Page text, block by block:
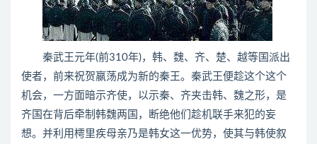
秦武王元年(前310年)，韩、魏、齐、楚、越等国派出
使者，前来祝贺嬴荡成为新的秦王。秦武王便趁这个这个
机会，一方面暗示齐使，以示秦、齐夹击韩、魏之形，是
齐国在背后牵制韩魏两国，断绝他们趁机联手来犯的妄
想。并利用樗里疾母亲乃是韩女这一优势，使其与韩使叙